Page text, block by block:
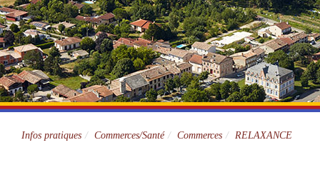
Infos pratiques Commerces/Santé Commerces RELAXANCE